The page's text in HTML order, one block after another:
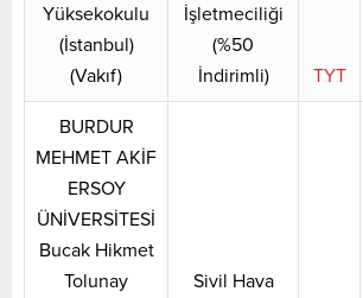
Yüksekokulu
(İstanbul)
(Vakıf)
İşletmeciliği
(%50
İndirimli)
TYT
BURDUR
MEHMET AKİF
ERSOY
ÜNİVERSİTESİ
Bucak Hikmet
Tolunay
Sivil Hava